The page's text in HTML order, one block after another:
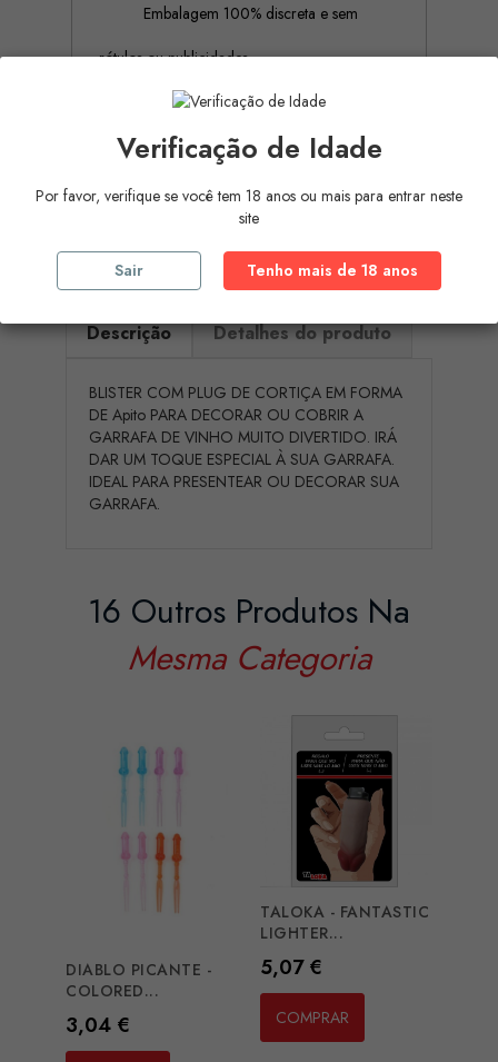
Embalagem 100% discreta e sem
rótulos ou publicidades
Pagamento Seguro (Aceitamos
pagamento por referência Multibanco, Mbway
Descrição Detalhes do produto
BLISTER COM PLUG DE CORTIÇA EM FORMA
DE Apito PARA DECORAR OU COBRIR A
GARRAFA DE VINHO MUITO DIVERTIDO. IRÁ
DAR UM TOQUE ESPECIAL À SUA GARRAFA.
IDEAL PARA PRESENTEAR OU DECORAR SUA
GARRAFA.
16 Outros Produtos Na
Mesma Categoria
DIABLO PICANTE -
COLORED...
Preço
3,04 €
TALOKA - FANTASTIC
LIGHTER...
Preço
5,07 €
COMPRAR
Verificação de Idade
Por favor, verifique se você tem 18 anos ou mais para entrar neste
site
Sair Tenho mais de 18 anos